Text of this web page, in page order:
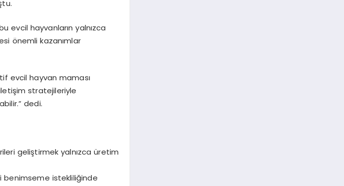
evcil hayvanların yalnızca
önemli kazanımlar
evcil hayvan maması
stratejileriyle
dedi.
geliştirmek yalnızca üretim
benimseme istekliliğinde